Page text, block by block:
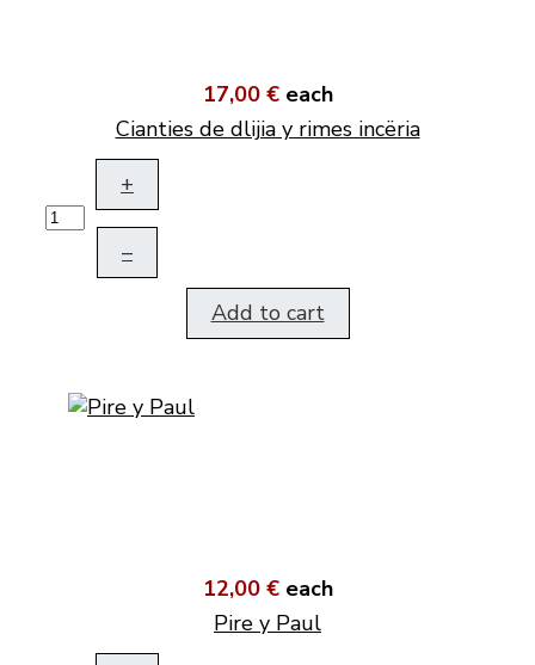
17,00 € each
Cianties de dlijia y rimes incëria
+
–
Add to cart
12,00 € each
Pire y Paul